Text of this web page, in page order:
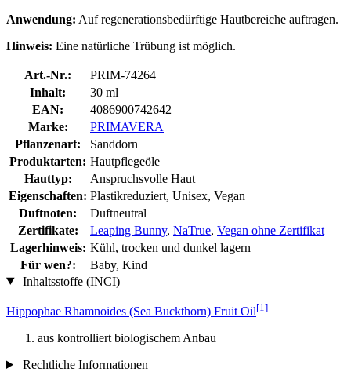
Anwendung: Auf regenerationsbedürftige Hautbereiche auftragen.
Hinweis: Eine natürliche Trübung ist möglich.
Art.-Nr.:
PRIM-74264
Inhalt:
30 ml
EAN:
4086900742642
Marke:
PRIMAVERA
Pflanzenart:
Sanddorn
Produktarten: Hautpflegeöle
Hauttyp:
Anspruchsvolle Haut
Eigenschaften: Plastikreduziert, Unisex, Vegan
Duftnoten:
Duftneutral
Zertifikate:
Leaping Bunny, NaTrue, Vegan ohne Zertifikat
Lagerhinweis: Kühl, trocken und dunkel lagern
Für wen?:
Baby, Kind
Inhaltsstoffe (INCI)
Hippophae Rhamnoides (Sea Buckthorn) Fruit Oil[1]
aus kontrolliert biologischem Anbau
Rechtliche Informationen